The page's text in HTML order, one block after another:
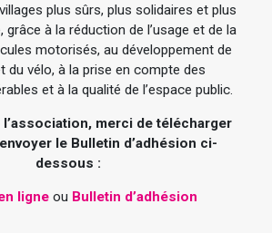
plus sûrs, plus solidaires et plus
grâce à la réduction de l’usage et de la
motorisés, au développement de
du vélo, à la prise en compte des
et à la qualité de l’espace public.
merci de télécharger
le Bulletin d’adhésion ci-
dessous :
ligneou Bulletin d’adhésion